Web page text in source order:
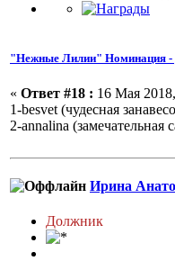
"Нежные Лилии" Номинация -
« Ответ #18 : 16 Мая
1-besvet (чудесная
2-annalina (замечательная
Ирина
Должник